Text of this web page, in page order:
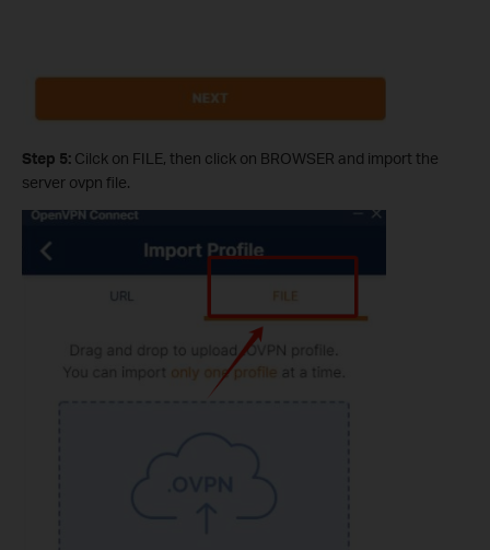
Step 5: Cilck on FILE, then click on BROWSER and import the
server ovpn file.